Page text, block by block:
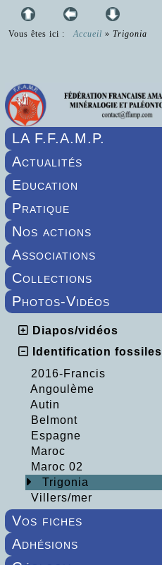
Vous êtes ici : Accueil » Trigonia
LA F.F.A.M.P.
Actualités
Education
Pratique
Nos actions
Associations
Collections
Photos-Vidéos
Diapos/vidéos
Identification fossiles
2016-Francis
Angoulème
Autin
Belmont
Espagne
Maroc
Maroc 02
Trigonia
Villers/mer
Vos fiches
Adhésions